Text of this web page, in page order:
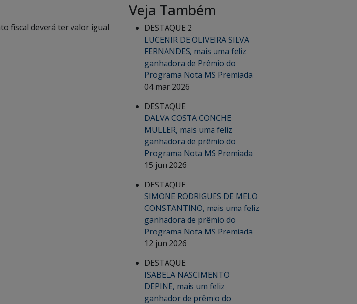
fiscal deverá ter valor igual
Veja Também
DESTAQUE 2
LUCENIR DE OLIVEIRA SILVA
FERNANDES, mais uma feliz
ganhadora de Prêmio do
Programa Nota MS Premiada
04 mar 2026
DESTAQUE
DALVA COSTA CONCHE
MULLER, mais uma feliz
ganhadora de prêmio do
Programa Nota MS Premiada
15 jun 2026
DESTAQUE
SIMONE RODRIGUES DE MELO
CONSTANTINO, mais uma feliz
ganhadora de prêmio do
Programa Nota MS Premiada
12 jun 2026
DESTAQUE
ISABELA NASCIMENTO
DEPINE, mais um feliz
ganhador de prêmio do